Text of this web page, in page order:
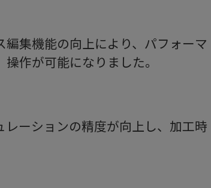
集機能の向上により、パフォーマ
作が可能になりました。
ーションの精度が向上し、加工時